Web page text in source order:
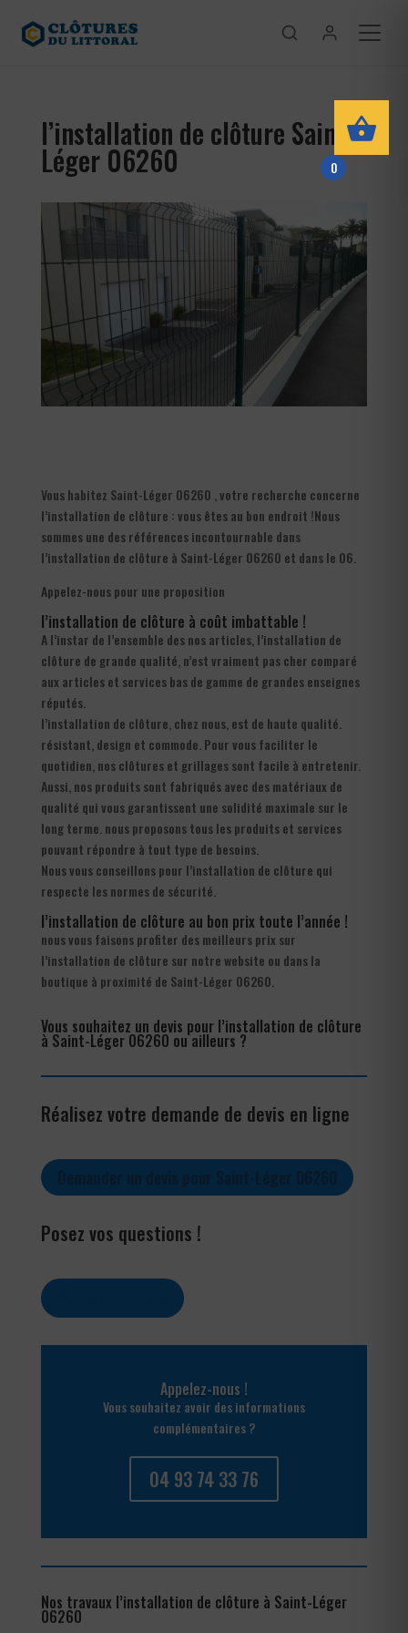
l’installation de clôture Saint-
Léger 06260
Vous habitez Saint-Léger 06260 , votre recherche concerne
l’installation de clôture : vous êtes au bon endroit !Nous
sommes une des références incontournable dans
l’installation de clôture à Saint-Léger 06260 et dans le 06.
Appelez-nous pour une proposition
l’installation de clôture à coût imbattable !
A l’instar de l’ensemble des nos articles, l’installation de
clôture de grande qualité, n’est vraiment pas cher comparé
aux articles et services bas de gamme de grandes enseignes
réputés.
l’installation de clôture, chez nous, est de haute qualité.
résistant, design et commode. Pour vous faciliter le
quotidien, nos clôtures et grillages sont facile à entretenir.
Aussi, nos produits sont fabriqués avec des matériaux de
qualité qui vous garantissent une solidité maximale sur le
long terme. nous proposons tous les produits et services
pouvant répondre à tout type de besoins.
Nous vous conseillons pour l’installation de clôture qui
respecte les normes de sécurité.
l’installation de clôture au bon prix toute l’année !
nous vous faisons profiter des meilleurs prix sur
l’installation de clôture sur notre website ou dans la
boutique à proximité de Saint-Léger 06260.
Vous souhaitez un devis pour l’installation de clôture
à Saint-Léger 06260 ou ailleurs ?
Réalisez votre demande de devis en ligne
Posez vos questions !
Appelez-nous !
Vous souhaitez avoir des informations
complémentaires ?
04 93 74 33 76
Nos travaux l’installation de clôture à Saint-Léger
06260
0